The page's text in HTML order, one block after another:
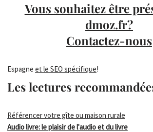
Vous souhaitez être
dmoz.fr?
Contactez-nous
Espagne et le SEO spécifique!
Les lectures
Référencer votre gîte ou maison rurale
Audio livre: le plaisir de l'audio et du livre